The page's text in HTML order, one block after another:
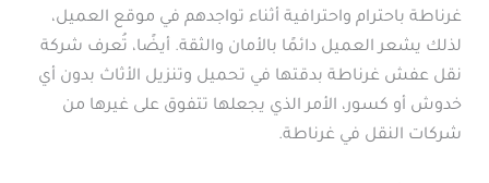
غرناطة باحترام واحترافية أثناء تواجدهم في موقع العميل،
لذلك يشعر العميل دائمًا بالأمان والثقة. أيضًا، تُعرف شركة
نقل عفش غرناطة بدقتها في تحميل وتنزيل الأثاث بدون أي
خدوش أو كسور، الأمر الذي يجعلها تتفوق على غيرها من
شركات النقل في غرناطة.